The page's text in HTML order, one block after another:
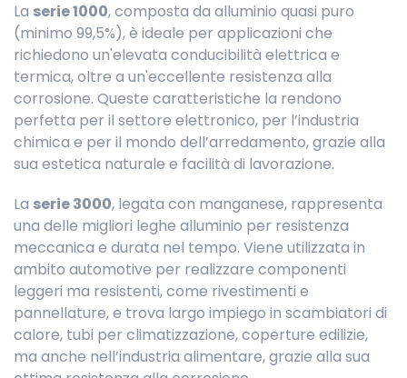
La serie 1000, composta da alluminio quasi puro
(minimo 99,5%), è ideale per applicazioni che
richiedono un'elevata conducibilità elettrica e
termica, oltre a un'eccellente resistenza alla
corrosione. Queste caratteristiche la rendono
perfetta per il settore elettronico, per l’industria
chimica e per il mondo dell’arredamento, grazie alla
sua estetica naturale e facilità di lavorazione.
La serie 3000, legata con manganese, rappresenta
una delle migliori leghe alluminio per resistenza
meccanica e durata nel tempo. Viene utilizzata in
ambito automotive per realizzare componenti
leggeri ma resistenti, come rivestimenti e
pannellature, e trova largo impiego in scambiatori di
calore, tubi per climatizzazione, coperture edilizie,
ma anche nell’industria alimentare, grazie alla sua